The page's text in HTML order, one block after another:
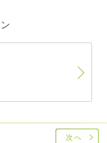
次へ